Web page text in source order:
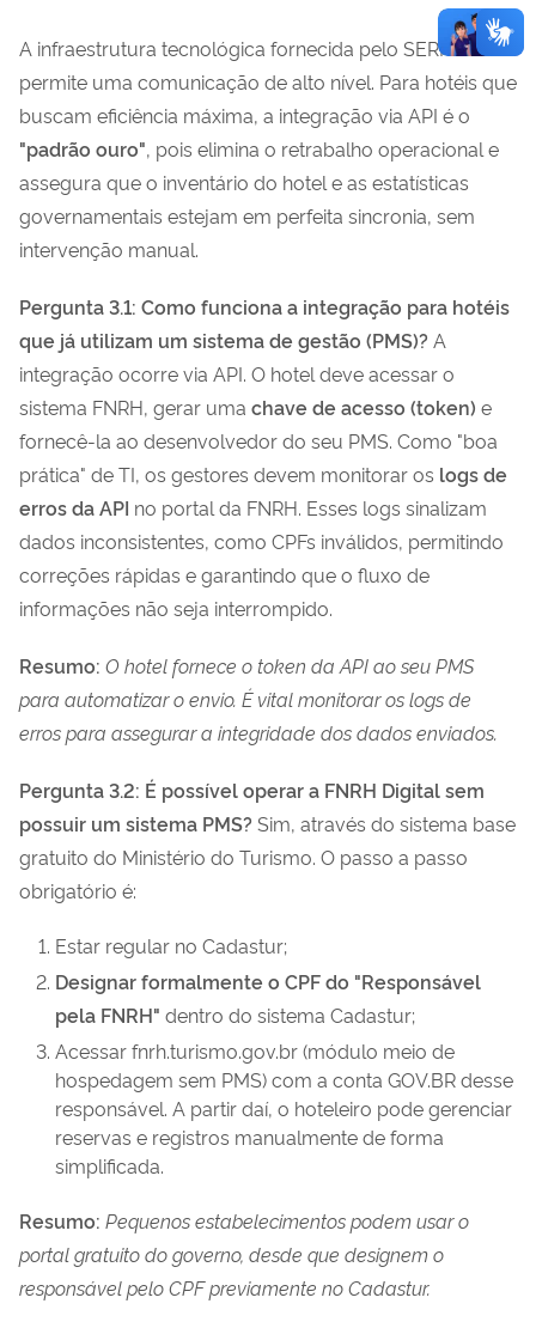
A infraestrutura tecnológica fornecida pelo SERPRO
permite uma comunicação de alto nível. Para hotéis que
buscam eficiência máxima, a integração via API é o
"padrão ouro", pois elimina o retrabalho operacional e
assegura que o inventário do hotel e as estatísticas
governamentais estejam em perfeita sincronia, sem
intervenção manual.
Pergunta 3.1: Como funciona a integração para hotéis
que já utilizam um sistema de gestão (PMS)? A
integração ocorre via API. O hotel deve acessar o
sistema FNRH, gerar uma chave de acesso (token) e
fornecê-la ao desenvolvedor do seu PMS. Como "boa
prática" de TI, os gestores devem monitorar os logs de
erros da API no portal da FNRH. Esses logs sinalizam
dados inconsistentes, como CPFs inválidos, permitindo
correções rápidas e garantindo que o fluxo de
informações não seja interrompido.
Resumo: O hotel fornece o token da API ao seu PMS
para automatizar o envio. É vital monitorar os logs de
erros para assegurar a integridade dos dados enviados.
Pergunta 3.2: É possível operar a FNRH Digital sem
possuir um sistema PMS? Sim, através do sistema base
gratuito do Ministério do Turismo. O passo a passo
obrigatório é:
Estar regular no Cadastur;
Designar formalmente o CPF do "Responsável
pela FNRH" dentro do sistema Cadastur;
Acessar fnrh.turismo.gov.br (módulo meio de
hospedagem sem PMS) com a conta GOV.BR desse
responsável. A partir daí, o hoteleiro pode gerenciar
reservas e registros manualmente de forma
simplificada.
Resumo: Pequenos estabelecimentos podem usar o
portal gratuito do governo, desde que designem o
responsável pelo CPF previamente no Cadastur.